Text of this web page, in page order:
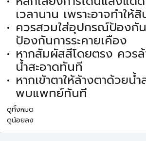
เวลานาน เพราะอาจทำให้
ควรสวมใส่อุปกรณ์ป้องกั
ป้องกันการระคายเคือง
หากสัมผัสสีโดยตรง ควร
น้ำสะอาดทันที
หากเข้าตาให้ล้างตาด้วยน้ำ
พบแพทย์ทันที
ดูทั้งหมด
ดูน้อยลง